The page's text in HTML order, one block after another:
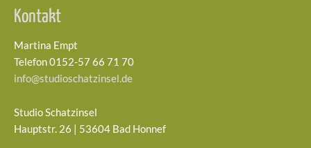
Kontakt
Martina Empt
Telefon 0152-57 66 71 70
info@studioschatzinsel.de
Studio Schatzinsel
Hauptstr. 26 | 53604 Bad Honnef